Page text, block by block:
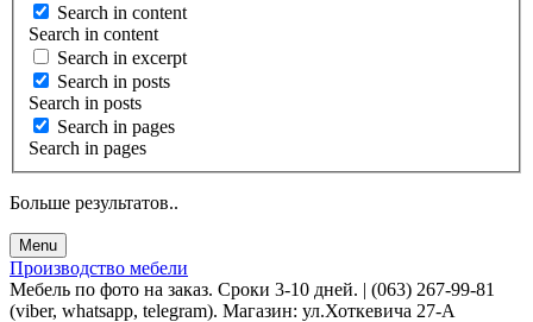
Search in content
Search in content
Search in excerpt
Search in posts
Search in posts
Search in pages
Search in pages
Больше результатов..
Menu
Производство мебели
Мебель по фото на заказ. Сроки 3-10 дней. | (063) 267-99-81
(viber, whatsapp, telegram). Магазин: ул.Хоткевича 27-А